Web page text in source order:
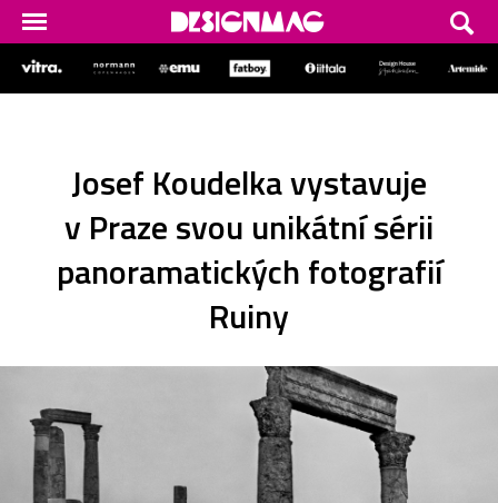
Josef Koudelka vystavuje
v Praze svou unikátní sérii
panoramatických fotografií
Ruiny